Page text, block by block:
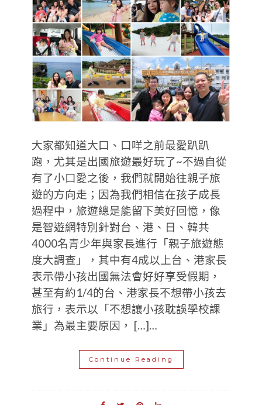
大家都知道大口、口咩之前最愛趴趴
跑，尤其是出國旅遊最好玩了~不過自從
有了小口愛之後，我們就開始往親子旅
遊的方向走；因為我們相信在孩子成長
過程中，旅遊總是能留下美好回憶，像
是智遊網特別針對台、港、日、韓共
4000名青少年與家長進行「親子旅遊態
度大調查」，其中有4成以上台、港家長
表示帶小孩出國無法會好好享受假期，
甚至有約1/4的台、港家長不想帶小孩去
旅行，表示以「不想讓小孩耽誤學校課
業」為最主要原因， […]…
Continue Reading